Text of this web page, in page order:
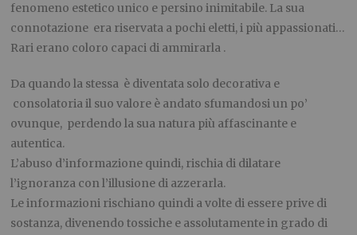
fenomeno estetico unico e persino inimitabile. La sua
connotazione era riservata a pochi eletti, i più appassionati…
Rari erano coloro capaci di ammirarla .
Da quando la stessa è diventata solo decorativa e
consolatoria il suo valore è andato sfumandosi un po’
ovunque, perdendo la sua natura più affascinante e
autentica.
L’abuso d’informazione quindi, rischia di dilatare
l’ignoranza con l’illusione di azzerarla.
Le informazioni rischiano quindi a volte di essere prive di
sostanza, divenendo tossiche e assolutamente in grado di